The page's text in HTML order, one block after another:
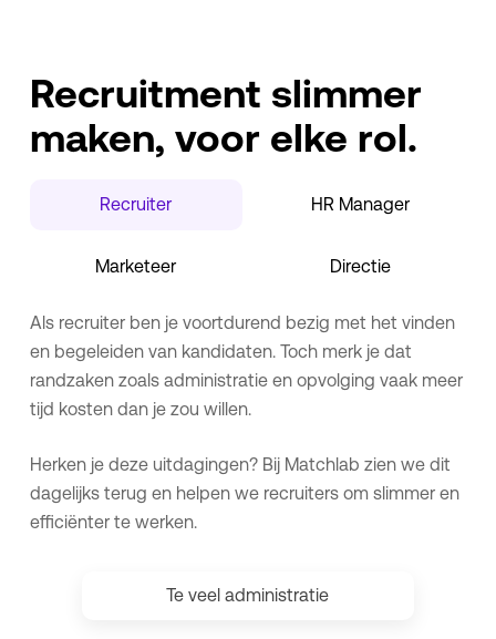
Recruitment slimmer
maken, voor elke rol.
Recruiter HR Manager
Marketeer Directie
Als recruiter ben je voortdurend bezig met het vinden
en begeleiden van kandidaten. Toch merk je dat
randzaken zoals administratie en opvolging vaak meer
tijd kosten dan je zou willen.
Herken je deze uitdagingen? Bij Matchlab zien we dit
dagelijks terug en helpen we recruiters om slimmer en
efficiënter te werken.
Te veel administratie